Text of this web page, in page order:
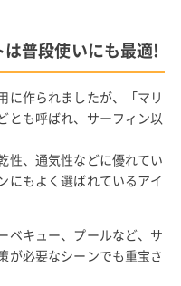
普段使いにも最適!
に作られましたが、「マリ
とも呼ばれ、サーフィン以
性、通気性などに優れてい
にもよく選ばれているアイ
ベキュー、プールなど、サ
が必要なシーンでも重宝さ